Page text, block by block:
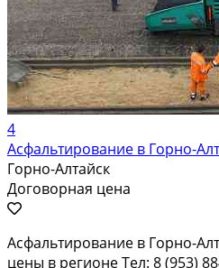
4
Асфальтирование в Горно-
Горно-Алтайск
Договорная цена
Асфальтирование в Горно-
цены в регионе Тел: 8 (953)